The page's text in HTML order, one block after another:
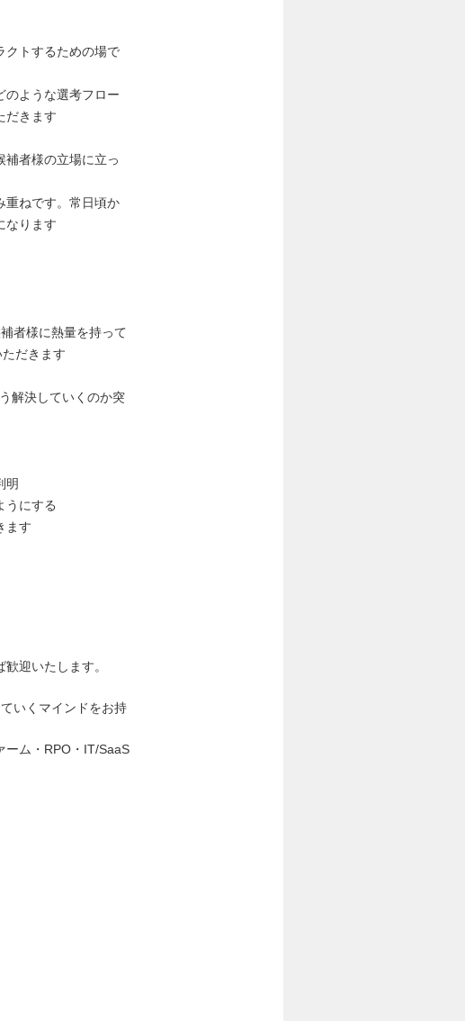
クトするための場で
のような選考フロー
だきます
補者様の立場に立っ
重ねです。常日頃か
なります
者様に熱量を持って
だきます
解決していくのか突
明
うにする
ます
迎いたします。
いくマインドをお持
ーム・RPO・IT/SaaS